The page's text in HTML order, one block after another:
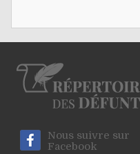
Nous suivre sur
Facebook